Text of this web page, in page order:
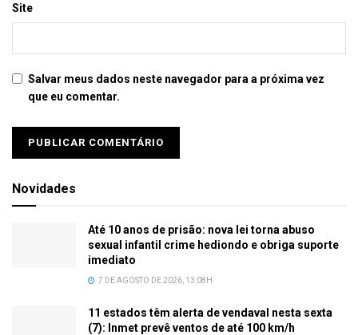
Site
Salvar meus dados neste navegador para a próxima vez
que eu comentar.
Novidades
Até 10 anos de prisão: nova lei torna abuso
sexual infantil crime hediondo e obriga suporte
imediato
7 DE AGOSTO DE 2026, 13:08H
11 estados têm alerta de vendaval nesta sexta
(7): Inmet prevê ventos de até 100 km/h